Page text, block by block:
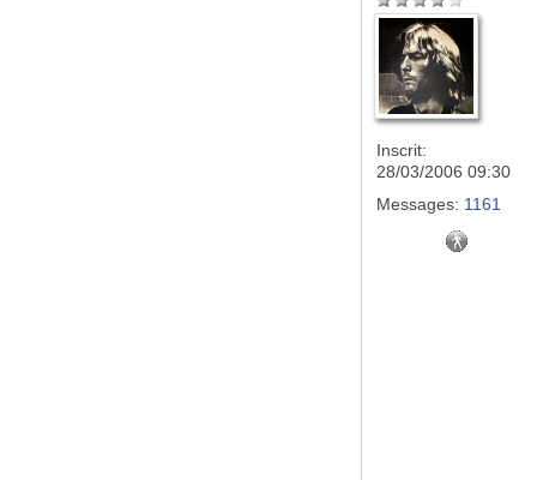
Inscrit:
28/03/2006 09:30
Messages: 1161